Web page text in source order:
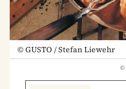
©GUSTO / Stefan Liewehr
©